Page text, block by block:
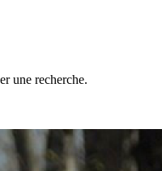
une recherche.